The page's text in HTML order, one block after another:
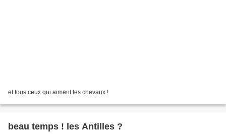
et tous ceux qui aiment les chevaux !
beau temps ! les Antilles ?